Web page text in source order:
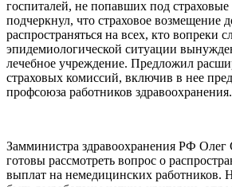
госпиталей, не попавших под
подчеркнул, что страховое возмещение
распространяться на всех, кто вопреки
эпидемиологической ситуации
лечебное учреждение. Предложил
страховых комиссий, включив в нее
профсоюза работников здравоохранения.
Замминистра здравоохранения РФ Олег
готовы рассмотреть вопрос о
выплат на немедицинских работников.